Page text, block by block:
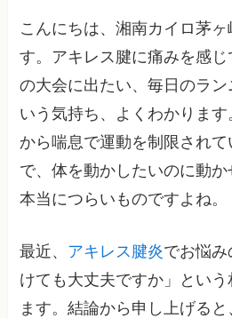
こんにちは、湘南カイロ茅
す。アキレス腱に痛みを感
の大会に出たい、毎日のラン
いう気持ち、よくわかりま
から喘息で運動を制限され
で、体を動かしたいのに動
本当につらいものですよね。
最近、 アキレス腱炎でお悩
けても大丈夫ですか」とい
ます。結論から申し上げる